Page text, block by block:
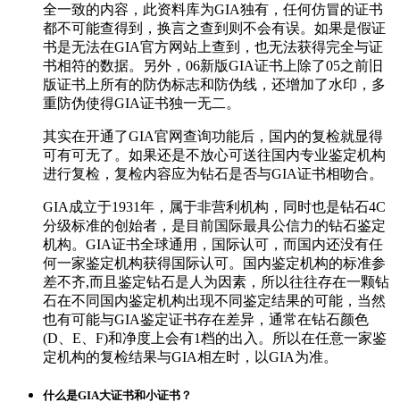
全一致的内容，此资料库为GIA独有，任何仿冒的证书
都不可能查得到，换言之查到则不会有误。如果是假证
书是无法在GIA官方网站上查到，也无法获得完全与证
书相符的数据。另外，06新版GIA证书上除了05之前旧
版证书上所有的防伪标志和防伪线，还增加了水印，多
重防伪使得GIA证书独一无二。
其实在开通了GIA官网查询功能后，国内的复检就显得
可有可无了。如果还是不放心可送往国内专业鉴定机构
进行复检，复检内容应为钻石是否与GIA证书相吻合。
GIA成立于1931年，属于非营利机构，同时也是钻石4C
分级标准的创始者，是目前国际最具公信力的钻石鉴定
机构。GIA证书全球通用，国际认可，而国内还没有任
何一家鉴定机构获得国际认可。国内鉴定机构的标准参
差不齐,而且鉴定钻石是人为因素，所以往往存在一颗钻
石在不同国内鉴定机构出现不同鉴定结果的可能，当然
也有可能与GIA鉴定证书存在差异，通常在钻石颜色
(D、E、F)和净度上会有1档的出入。所以在任意一家鉴
定机构的复检结果与GIA相左时，以GIA为准。
什么是GIA大证书和小证书？